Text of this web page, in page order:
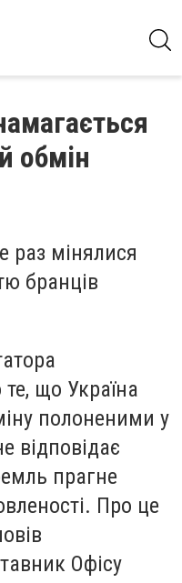
обмін
раз мінялися
бранців
що Україна
полоненими у
відповідає
прагне
Про це
Офісу